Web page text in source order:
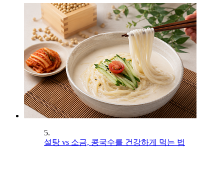
5.
설탕 vs 소금, 콩국수를 건강하게 먹는 법